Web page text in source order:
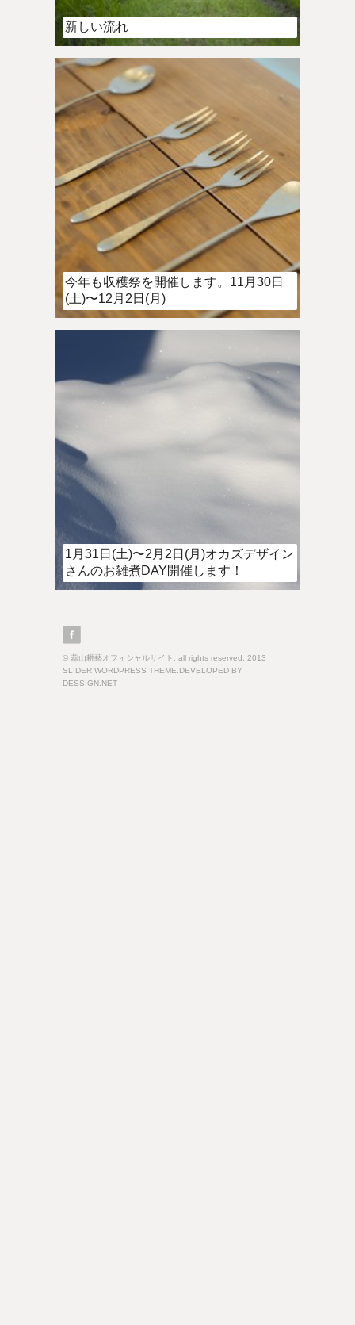
新しい流れ
今年も収穫祭を開催します。11月30日
(土)〜12月2日(月)
1月31日(土)〜2月2日(月)オカズデザイン
さんのお雑煮DAY開催します！
© 蒜山耕藝オフィシャルサイト. all rights reserved. 2013
SLIDER WORDPRESS THEME.DEVELOPED BY
DESSIGN.NET